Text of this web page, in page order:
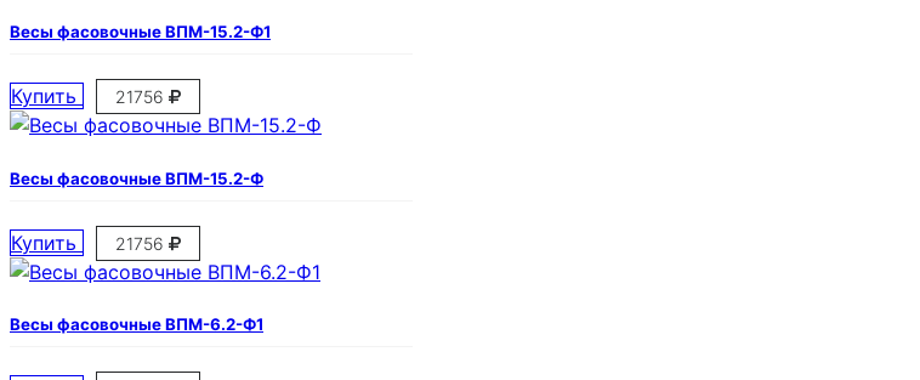
Весы фасовочные ВПМ-15.2-Ф1
Купить 21756
Весы фасовочные ВПМ-15.2-Ф
Купить 21756
Весы фасовочные ВПМ-6.2-Ф1